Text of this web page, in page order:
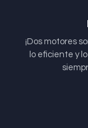
¡Dos motores
lo eficiente y